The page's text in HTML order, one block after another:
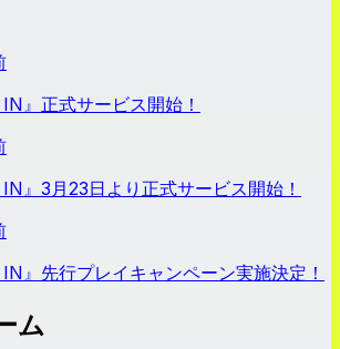
』正式サービス開始！
』3月23日より正式サービス開始！
』先行プレイキャンペーン実施決定！
ム